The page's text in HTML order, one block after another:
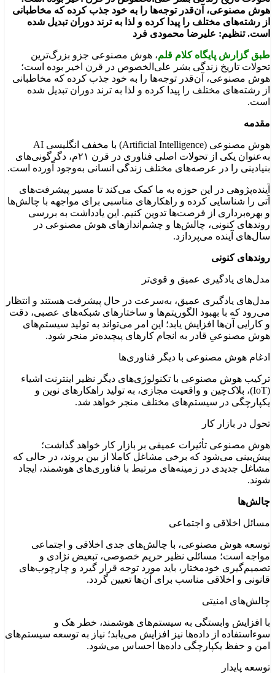
هوش مصنوعی، آن‌قدر توجه‌ها را به خود جذب کرده که مخاطبانی
از رشته‌های مختلف را پیدا کرده و لذا به ترند دوران تبدیل شده
است. تنظیم: علیرضا محمودی فرد
طبق گزارش پایگاه کلام قلم، هوش مصنوعی جزو بزرگ‌ترین
تحولات تاریخ زندگی بشر علی‌الخصوص در قرن اخیر بوده است؛
هوش مصنوعی، آن‌قدر توجه‌ها را به خود جذب کرده که مخاطبانی
از رشته‌های مختلف را پیدا کرده و لذا به ترند دوران تبدیل شده
است.
مقدمه
هوش مصنوعی (Artificial Intelligence) با مخفف انگلیسی AI
به‌عنوان یکی از تحولات اصلی فناوری در قرن ۲۱م، دگرگونی‌های
بنیادینی را در عرصه‌های مختلف زندگی انسانی به‌وجود آورده است.
آینده‌پژوهی در این حوزه به ما کمک می‌کند تا مسیر پیشرفت‌های
آتی را شناسایی کرده و راهکارهای مناسبی برای مواجهه با چالش‌ها
و بهره‌برداری از فرصت‌ها تدوین کنیم. این یادداشت به بررسی
روندهای کنونی، چالش‌ها و چشم‌اندازهای هوش مصنوعی در
سال‌های آینده می‌پردازد.
روندهای کنونی
مدل‌های یادگیری عمیق و قوی‌تر
مدل‌های یادگیری عمیق، به‌سرعت در حال پیشرفت هستند و انتظار
می‌رود که با بهبود الگوریتم‌ها و ساختارهای شبکه‌های عصبی، دقت
و کارایی آن‌ها افزایش یابد؛ این امر می‌تواند به تولید سیستم‌های
هوش مصنوعیِ قادر به انجام کارهای پیچیده‌تر منجر شود.
ادغام هوش مصنوعی با دیگر فناوری‌ها
ترکیب هوش مصنوعی با تکنولوژی‌های دیگر نظیر اینترنت اشیاء
(IoT)، بلاک‌چین و واقعیت مجازی، به تولید راهکارهای نوین و
یکپارچگی در سیستم‌های مختلف منجر خواهد شد.
تحول در بازار کار
هوش مصنوعی تأثیرات عمیقی بر بازار کار خواهد گذاشت؛
پیش‌بینی می‌شود که برخی مشاغل کاملا از بین بروند، در حالی که
مشاغل جدیدی در زمینه‌های مرتبط با فناوری‌های هوشمند، ایجاد
شوند.
چالش‌ها
مسائل اخلاقی و اجتماعی
توسعه هوش مصنوعی، با چالش‌های جدی اخلاقی و اجتماعی
مواجه است؛ مسائلی نظیر حریم خصوصی، تبعیض نژادی و
تصمیم‌گیری خودمختار، باید مورد توجه قرار گیرد و چارچوب‌های
قانونی و اخلاقی مناسب برای آن‌ها تعیین گردد.
چالش‌های امنیتی
با افزایش وابستگی به سیستم‌های هوشمند، خطر هک و
سوءاستفاده از داده‌ها نیز افزایش می‌یابد؛ نیاز به توسعه سیستم‌های
امن و حفظ یکپارچگی داده‌ها احساس می‌شود.
توسعه پایدار